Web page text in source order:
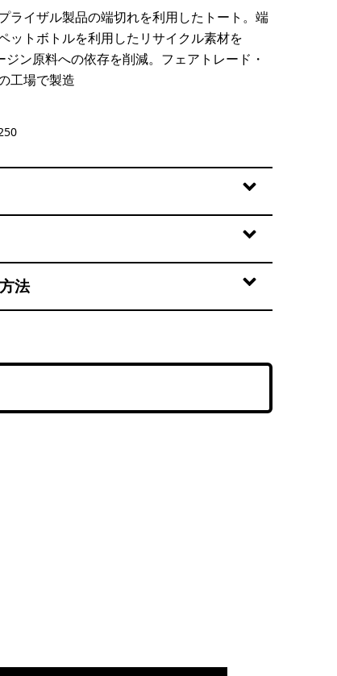
ライザル製品の端切れを利用したトート。端
ットボトルを利用したリサイクル素材を
ン原料への依存を削減。フェアトレード・
工場で製造
Tan
法